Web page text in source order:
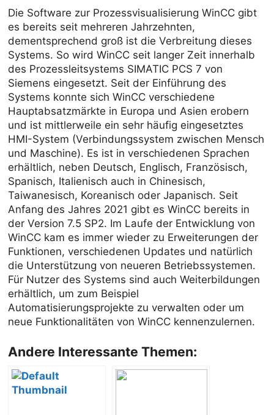
Die Software zur Prozessvisualisierung WinCC gibt
es bereits seit mehreren Jahrzehnten,
dementsprechend groß ist die Verbreitung dieses
Systems. So wird WinCC seit langer Zeit innerhalb
des Prozessleitsystems SIMATIC PCS 7 von
Siemens eingesetzt. Seit der Einführung des
Systems konnte sich WinCC verschiedene
Hauptabsatzmärkte in Europa und Asien erobern
und ist mittlerweile ein sehr häufig eingesetztes
HMI-System (Verbindungssystem zwischen Mensch
und Maschine). Es ist in verschiedenen Sprachen
erhältlich, neben Deutsch, Englisch, Französisch,
Spanisch, Italienisch auch in Chinesisch,
Taiwanesisch, Koreanisch oder Japanisch. Seit
Anfang des Jahres 2021 gibt es WinCC bereits in
der Version 7.5 SP2. Im Laufe der Entwicklung von
WinCC kam es immer wieder zu Erweiterungen der
Funktionen, verschiedenen Updates und natürlich
die Unterstützung von neueren Betriebssystemen.
Für Nutzer des Systems sind auch Weiterbildungen
erhältlich, um zum Beispiel
Automatisierungsprojekte zu verwalten oder um
neue Funktionalitäten von WinCC kennenzulernen.
Andere Interessante Themen: